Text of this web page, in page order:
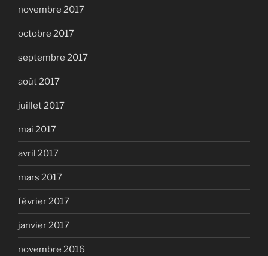
novembre 2017
octobre 2017
septembre 2017
août 2017
juillet 2017
mai 2017
avril 2017
mars 2017
février 2017
janvier 2017
novembre 2016